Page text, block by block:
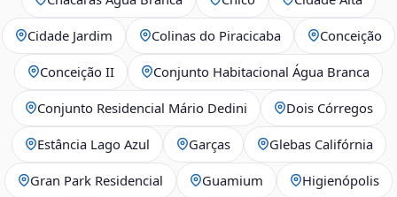
Cidade Jardim Colinas do Piracicaba Conceição
Conceição II Conjunto Habitacional Água Branca
Conjunto Residencial Mário Dedini Dois Córregos
Estância Lago Azul Garças Glebas Califórnia
Gran Park Residencial Guamium Higienópolis